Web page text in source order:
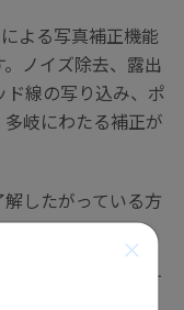
よる写真補正機能
ノイズ除去、露出
線の写り込み、ポ
岐にわたる補正が
したがっている方
ロードして試用す